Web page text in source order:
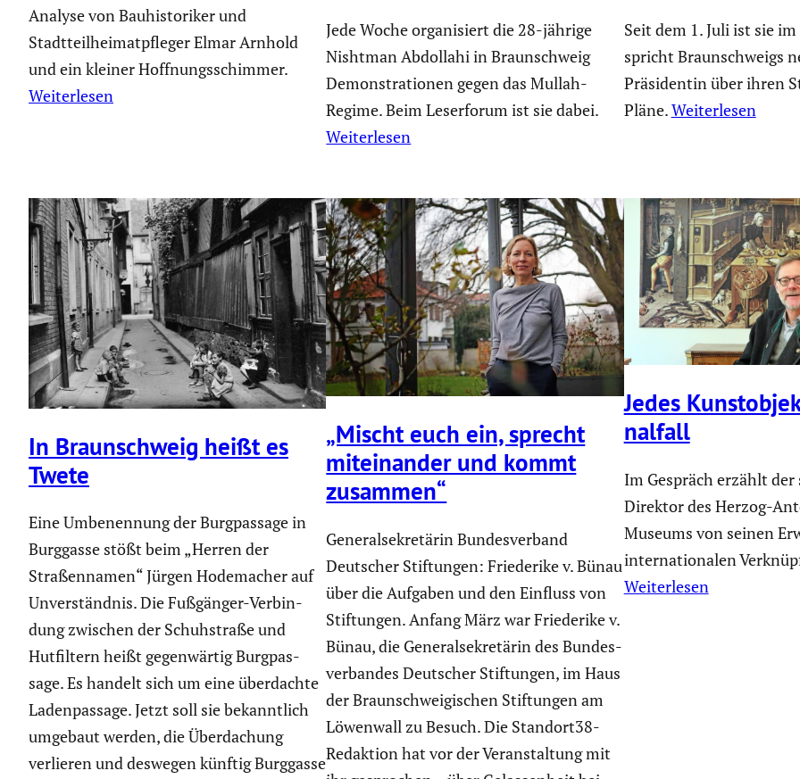
Analyse von Bauhistoriker und
Stadtteilheimatpfleger Elmar Arnhold
und ein kleiner Hoffnungsschimmer.
Weiterlesen
Jede Woche organisiert die 28-jährige
Nishtman Abdollahi in Braunschweig
Demonstrationen gegen das Mullah-
Regime. Beim Leserforum ist sie dabei.
Weiterlesen
Seit dem 1. Juli ist sie
spricht Braunschweigs
Präsidentin über ihren
Pläne.Weiterlesen
In Braun­schweig heißt es
Twete
Eine Umbenen­nung der Burgpas­sage in
Burggasse stößt beim „Herren der
Straßen­namen“ Jürgen Hodema­cher auf
Unver­ständnis. Die Fußgänger-Verbin­
dung zwischen der Schuh­straße und
Hutfil­tern heißt gegen­wärtig Burgpas­
sage. Es handelt sich um eine überdachte
Laden­pas­sage. Jetzt soll sie bekannt­lich
umgebaut werden, die Überda­chung
verlieren und deswegen künftig Burggasse
„Mischt euch ein, sprecht
mitein­ander und kommt
zusammen“
General­se­kre­tärin Bundes­ver­band
Deutscher Stiftungen: Friede­rike v. Bünau
über die Aufgaben und den Einfluss von
Stiftungen. Anfang März war Friede­rike v.
Bünau, die General­se­kre­tärin des Bundes­
ver­bandes Deutscher Stiftungen, im Haus
der Braun­schwei­gi­schen Stiftungen am
Löwenwall zu Besuch. Die Stand­ort38-
Redaktion hat vor der Veran­stal­tung mit
Jedes
nal­fall
Im Gespräch erzählt der
Direktor des Herzog-
Museums von seinen
internationalen
Weiterlesen